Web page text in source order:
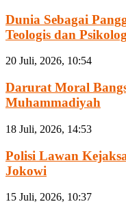
Dunia Sebagai
Teologis dan
20 Juli, 2026, 10:54
Darurat Moral
Muhammadiyah
18 Juli, 2026, 14:53
Polisi Lawan
Jokowi
15 Juli, 2026, 10:37